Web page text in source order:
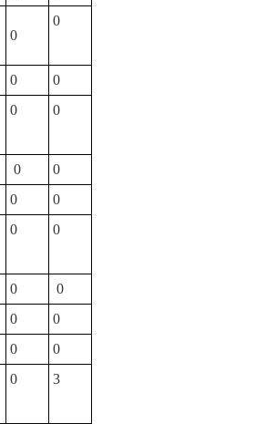
0
0
0
0
0 0
0
0
0
0
0 0
0
0
0
0
0 0
0 3